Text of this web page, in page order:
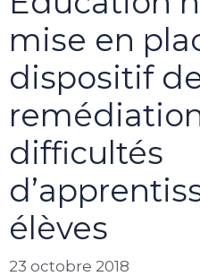
mise en
dispositif
difficultés
élèves
23 octobre 2018